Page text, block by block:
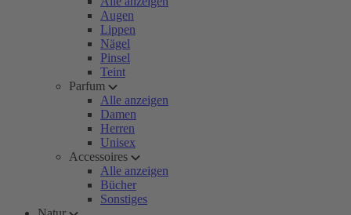
Augen
Lippen
Nägel
Pinsel
Teint
Parfum
Alle anzeigen
Damen
Herren
Unisex
Accessoires
Alle anzeigen
Bücher
Sonstiges